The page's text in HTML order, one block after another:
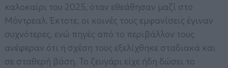
καλοκαίρι του 2025, όταν εθεάθησαν μαζί στο
Μόντρεαλ. Έκτοτε, οι κοινές τους εμφανίσεις έγιναν
συχνότερες, ενώ πηγές από το περιβάλλον τους
ανέφεραν ότι η σχέση τους εξελίχθηκε σταδιακά και
σε σταθερή βάση. Το ζευγάρι είχε ήδη δώσει το